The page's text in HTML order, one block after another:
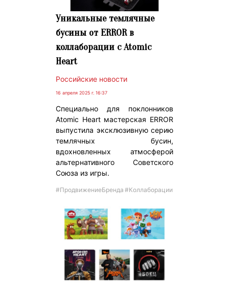
Уникальные темлячные
бусины от ERROR в
коллаборации с Atomic
Heart
Российские новости
16 апреля 2025 г. 16:37
Специально для поклонников
Atomic Heart мастерская ERROR
выпустила эксклюзивную серию
темлячных бусин,
вдохновленных атмосферой
альтернативного Советского
Союза из игры.
#ПродвижениеБренда #Коллаборации